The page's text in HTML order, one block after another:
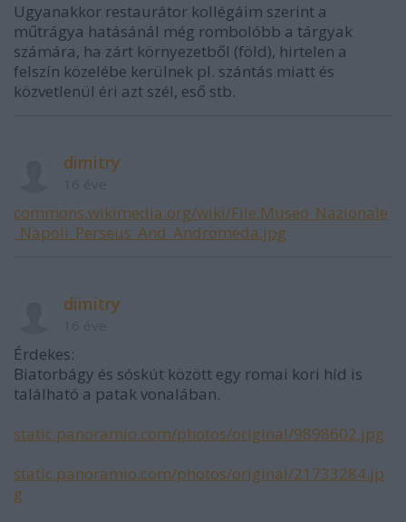
Ugyanakkor restaurátor kollégáim szerint a
műtrágya hatásánál még rombolóbb a tárgyak
számára, ha zárt környezetből (föld), hirtelen a
felszín közelébe kerülnek pl. szántás miatt és
közvetlenül éri azt szél, eső stb.
dimitry
commons.wikimedia.org/wiki/File:Museo_Nazionale
_Napoli_Perseus_And_Andromeda.jpg
dimitry
Érdekes:
Biatorbágy és sóskút között egy romai kori híd is
található a patak vonalában.
static.panoramio.com/photos/original/9898602.jpg
static.panoramio.com/photos/original/21733284.jp
g